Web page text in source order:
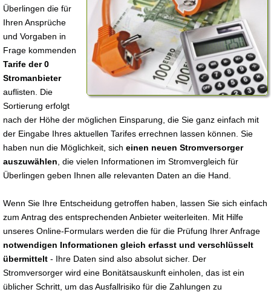
Überlingen die für
Ihren Ansprüche
und Vorgaben in
Frage kommenden
Tarife der 0
Stromanbieter
auflisten. Die
Sortierung erfolgt
nach der Höhe der möglichen Einsparung, die Sie ganz einfach mit
der Eingabe Ihres aktuellen Tarifes errechnen lassen können. Sie
haben nun die Möglichkeit, sich einen neuen Stromversorger
auszuwählen , die vielen Informationen im Stromvergleich für
Überlingen geben Ihnen alle relevanten Daten an die Hand.
Wenn Sie Ihre Entscheidung getroffen haben, lassen Sie sich einfach
zum Antrag des entsprechenden Anbieter weiterleiten. Mit Hilfe
unseres Online-Formulars werden die für die Prüfung Ihrer Anfrage
notwendigen Informationen gleich erfasst und verschlüsselt
übermittelt - Ihre Daten sind also absolut sicher. Der
Stromversorger wird eine Bonitätsauskunft einholen, das ist ein
üblicher Schritt, um das Ausfallrisiko für die Zahlungen zu